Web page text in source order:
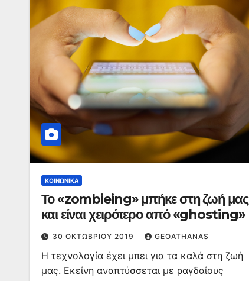
ΚΟΙΝΩΝΙΚΆ
Το «zombieing» μπήκε στη ζωή μας
και είναι χειρότερο από «ghosting»
30 ΟΚΤΩΒΡΊΟΥ 2019 GEOATHANAS
Η τεχνολογία έχει μπει για τα καλά στη ζωή
μας. Εκείνη αναπτύσσεται με ραγδαίους